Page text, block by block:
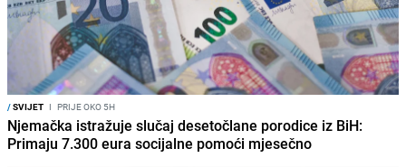
/SVIJET I PRIJE OKO 5H
Njemačka istražuje slučaj desetočlane porodice iz BiH:
Primaju 7.300 eura socijalne pomoći mjesečno